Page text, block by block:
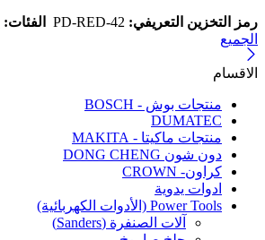
رمز التخزين التعريفي: PD-RED-42 الفئات:
الجميع
الاقسام
منتجات بوش - BOSCH
DUMATEC
منتجات ماكيتا - MAKITA
دون شون DONG CHENG
كراون- CROWN
ادوات يدوية
Power Tools (الأدوات الكهربائية)
آلات الصنفرة (Sanders)